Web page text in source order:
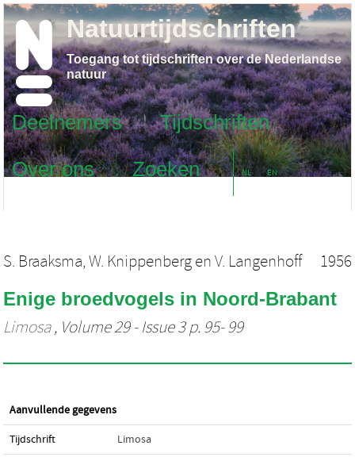
Deelnemers
Tijdschriften
Over ons
Zoeken NL EN
Natuurtijdschriften
Toegang tot tijdschriften over de Nederlandse
natuur
S. Braaksma,W. Knippenberg en V. Langenhoff 1956
Enige broedvogels in Noord-Brabant
Limosa, Volume 29 - Issue 3 p. 95- 99
Aanvullende gegevens
Tijdschrift Limosa